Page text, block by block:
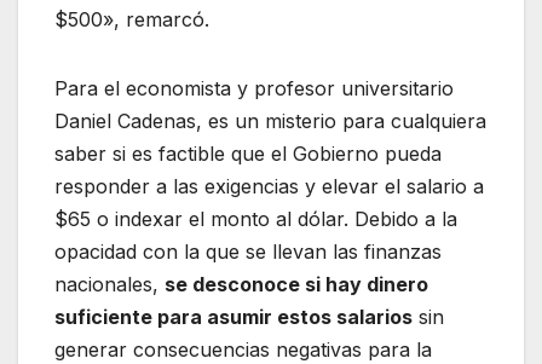
$500», remarcó.
Para el economista y profesor universitario
Daniel Cadenas, es un misterio para cualquiera
saber si es factible que el Gobierno pueda
responder a las exigencias y elevar el salario a
$65 o indexar el monto al dólar. Debido a la
opacidad con la que se llevan las finanzas
nacionales, se desconoce si hay dinero
suficiente para asumir estos salarios sin
generar consecuencias negativas para la